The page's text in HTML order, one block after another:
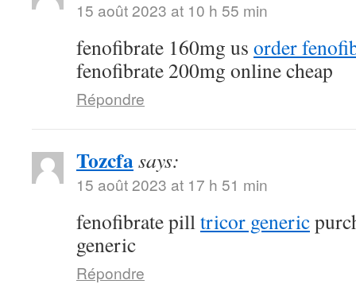
15 août 2023 at 10 h 55 min
fenofibrate 160mg us order
fenofibrate 200mg online cheap
Répondre
Tozcfasays:
15 août 2023 at 17 h 51 min
fenofibrate pilltricor generic
generic
Répondre